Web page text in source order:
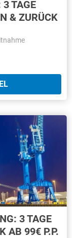
3 TAGE
& ZURÜCK
3 TAGE
AB 99€ P.P.